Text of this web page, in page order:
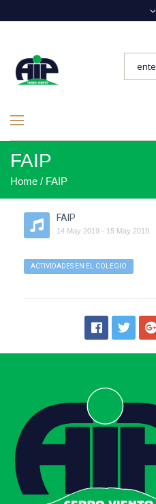
FAIP
Home / FAIP
FAIP
14 May 2019 - 15 May 2019
ACTIVIDADES EN EL COLEGIO